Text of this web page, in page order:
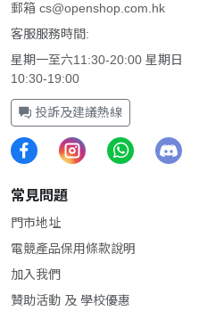
郵箱 cs@openshop.com.hk
客服服務時間:
星期一至六11:30-20:00 星期日
10:30-19:00
投訴及建議熱線
常見問題
門市地址
電競產品保用條款說明
加入我們
贊助活動 及 學校優惠